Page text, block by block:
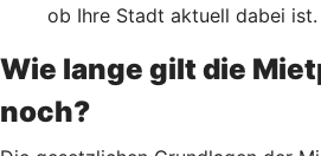
ob Ihre Stadt aktuell dabei ist.
Wie lange gilt die
noch?